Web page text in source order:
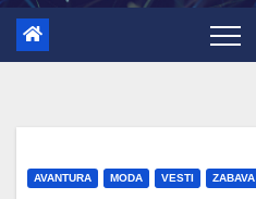
AVANTURA MODA VESTI ZABAVA